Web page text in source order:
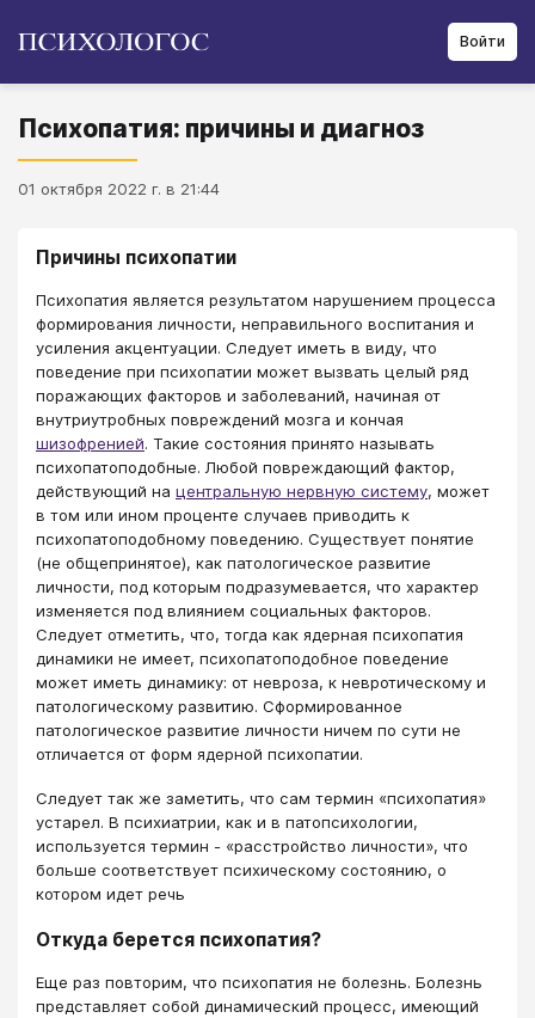
Войти
Психопатия: причины и диагноз
01 октября 2022 г. в 21:44
Причины психопатии
Психопатия является результатом нарушением процесса
формирования личности, неправильного воспитания и
усиления акцентуации. Следует иметь в виду, что
поведение при психопатии может вызвать целый ряд
поражающих факторов и заболеваний, начиная от
внутриутробных повреждений мозга и кончая
шизофренией. Такие состояния принято называть
психопатоподобные. Любой повреждающий фактор,
действующий на центральную нервную систему, может
в том или ином проценте случаев приводить к
психопатоподобному поведению. Существует понятие
(не общепринятое), как патологическое развитие
личности, под которым подразумевается, что характер
изменяется под влиянием социальных факторов.
Следует отметить, что, тогда как ядерная психопатия
динамики не имеет, психопатоподобное поведение
может иметь динамику: от невроза, к невротическому и
патологическому развитию. Сформированное
патологическое развитие личности ничем по сути не
отличается от форм ядерной психопатии.
Следует так же заметить, что сам термин «психопатия»
устарел. В психиатрии, как и в патопсихологии,
используется термин - «расстройство личности», что
больше соответствует психическому состоянию, о
котором идет речь
Откуда берется психопатия?
Еще раз повторим, что психопатия не болезнь. Болезнь
представляет собой динамический процесс, имеющий